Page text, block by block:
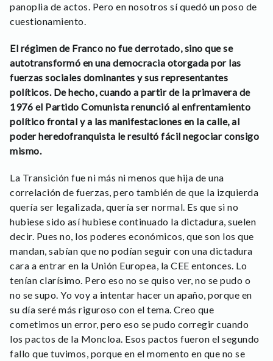
panoplia de actos. Pero en nosotros sí quedó un poso de
cuestionamiento.
El régimen de Franco no fue derrotado, sino que se
autotransformó en una democracia otorgada por las
fuerzas sociales dominantes y sus representantes
políticos. De hecho, cuando a partir de la primavera de
1976 el Partido Comunista renunció al enfrentamiento
político frontal y a las manifestaciones en la calle, al
poder heredofranquista le resultó fácil negociar consigo
mismo.
La Transición fue ni más ni menos que hija de una
correlación de fuerzas, pero también de que la izquierda
quería ser legalizada, quería ser normal. Es que si no
hubiese sido así hubiese continuado la dictadura, suelen
decir. Pues no, los poderes económicos, que son los que
mandan, sabían que no podían seguir con una dictadura
cara a entrar en la Unión Europea, la CEE entonces. Lo
tenían clarísimo. Pero eso no se quiso ver, no se pudo o
no se supo. Yo voy a intentar hacer un apaño, porque en
su día seré más riguroso con el tema. Creo que
cometimos un error, pero eso se pudo corregir cuando
los pactos de la Moncloa. Esos pactos fueron el segundo
fallo que tuvimos, porque en el momento en que no se